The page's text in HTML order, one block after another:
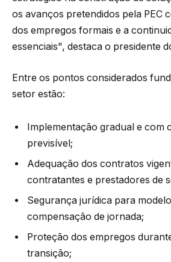
os avanços pretendidos pela PEC
dos empregos formais e a
essenciais", destaca o presidente
Entre os pontos considerados
setor estão:
Implementação gradual e com
previsível;
Adequação dos contratos
contratantes e prestadores de
Segurança jurídica para
compensação de jornada;
Proteção dos empregos
transição;